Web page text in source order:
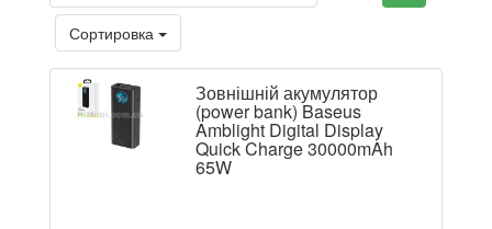
Сортировка
Зовнішній акумулятор
(power bank) Baseus
Amblight Digital Display
Quick Charge 30000mAh
65W